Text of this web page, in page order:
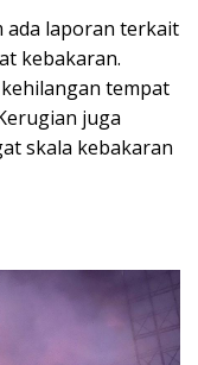
ada laporan terkait
kebakaran.
tempat
juga
skala kebakaran